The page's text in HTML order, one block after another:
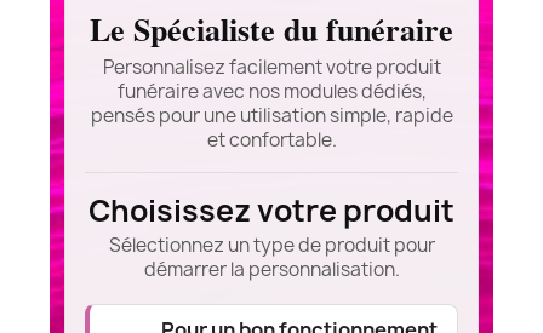
Le Spécialiste du funéraire
Personnalisez facilement votre produit
funéraire avec nos modules dédiés,
pensés pour une utilisation simple, rapide
et confortable.
Choisissez votre produit
Sélectionnez un type de produit pour
démarrer la personnalisation.